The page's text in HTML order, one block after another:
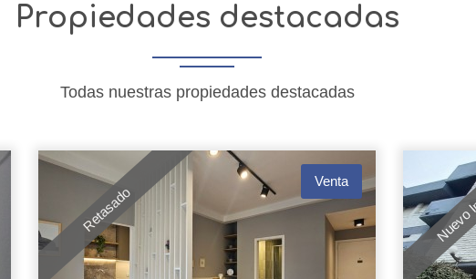
Propiedades destacadas
Todas nuestras propiedades destacadas
Retasado
Venta